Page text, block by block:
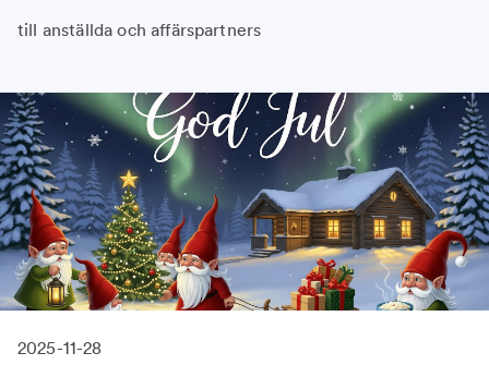
till anställda och affärspartners
2025-11-28